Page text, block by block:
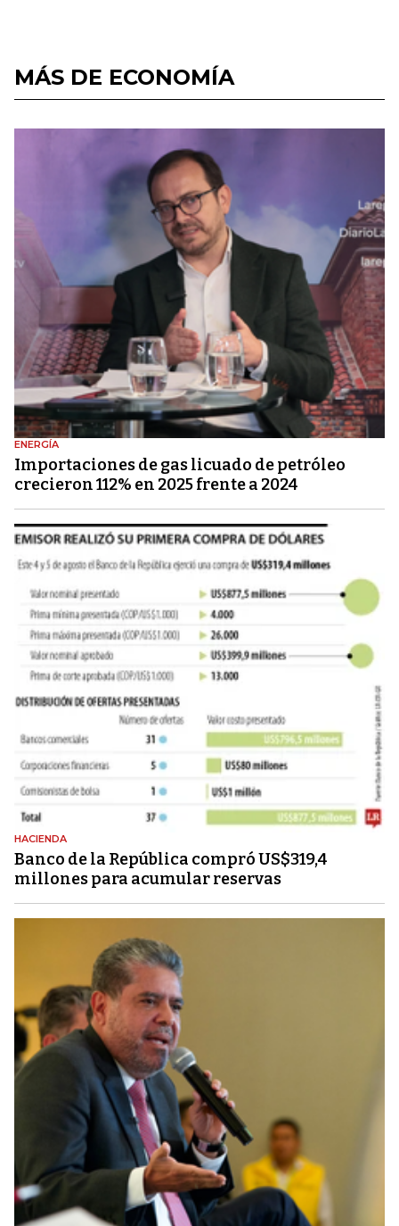
MÁS DE ECONOMÍA
ENERGÍA
Importaciones de gas licuado de petróleo
crecieron 112% en 2025 frente a 2024
HACIENDA
Banco de la República compró US$319,4
millones para acumular reservas